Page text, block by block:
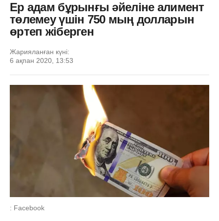
Ер адам бұрынғы әйеліне алимент
төлемеу үшін 750 мың долларын
өртеп жіберген
Жарияланған күні:
6 ақпан 2020, 13:53
: Facebook